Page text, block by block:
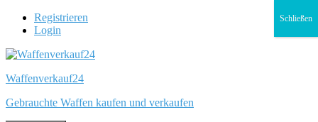
Registrieren
Login
Waffenverkauf24
Gebrauchte Waffen kaufen und verkaufen
Schließen